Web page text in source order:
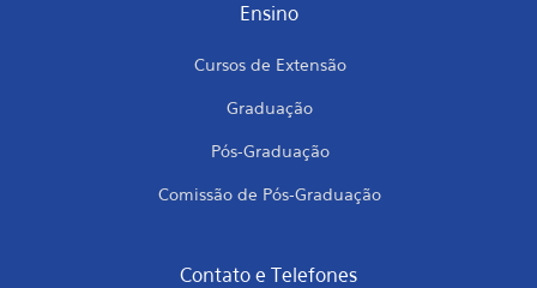
Ensino
Cursos de Extensão
Graduação
Pós-Graduação
Comissão de Pós-Graduação
Contato e Telefones